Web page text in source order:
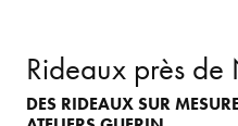
Rideaux près de
DES RIDEAUX SUR